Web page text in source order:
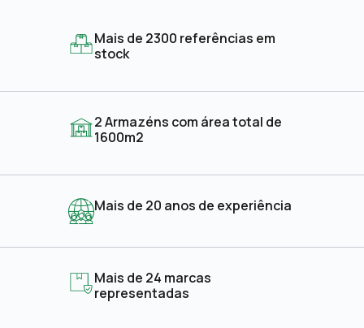
Mais de 2300 referências em
stock
2 Armazéns com área total de
1600m2
Mais de 20 anos de experiência
Mais de 24 marcas
representadas